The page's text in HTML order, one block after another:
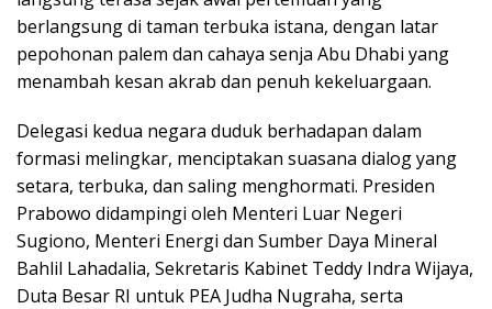
berlangsung di taman terbuka istana, dengan latar
pepohonan palem dan cahaya senja Abu Dhabi yang
menambah kesan akrab dan penuh kekeluargaan.
Delegasi kedua negara duduk berhadapan dalam
formasi melingkar, menciptakan suasana dialog yang
setara, terbuka, dan saling menghormati. Presiden
Prabowo didampingi oleh Menteri Luar Negeri
Sugiono, Menteri Energi dan Sumber Daya Mineral
Bahlil Lahadalia, Sekretaris Kabinet Teddy Indra Wijaya,
Duta Besar RI untuk PEA Judha Nugraha, serta